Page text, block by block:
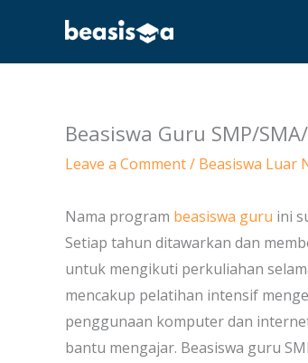
content
Beasiswa Guru SMP/
Leave a Comment/ Beasiswa Luar
Nama program beasiswa guru ini
Setiap tahun ditawarkan dan
untuk mengikuti perkuliahan
mencakup pelatihan intensif
penggunaan komputer dan
bantu mengajar. Beasiswa guru